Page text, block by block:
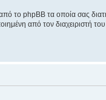
το phpBB τα οποία σας
από τον